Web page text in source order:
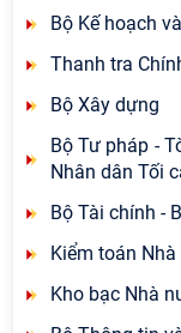
Bộ Kế hoạch
Thanh tra
Bộ Xây dựng
Bộ Tư pháp -
Nhân dân Tối
Bộ Tài chính -
Kiểm toán
Kho bạc Nhà